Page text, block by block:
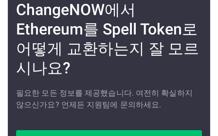
ChangeNOW에서
Ethereum를 Spell Token로
어떻게 교환하는지 잘 모르
시나요?
필요한 모든 정보를 제공했습니다. 여전히 확실하지
않으신가요? 언제든 지원팀에 문의하세요.